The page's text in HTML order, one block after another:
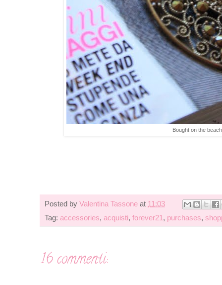
Bought on the
Posted by Valentina Tassone at 11:03
Tag: accessories, acquisti, forever21 , purchases,
16 commenti: